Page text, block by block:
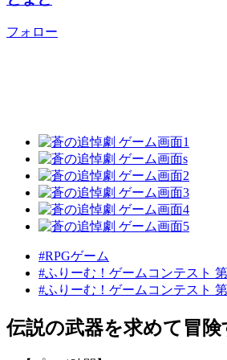
フォロー
#RPGゲーム
#ふりーむ！ゲームコンテスト
#ふりーむ！ゲームコンテスト
伝説の武器を求めて冒